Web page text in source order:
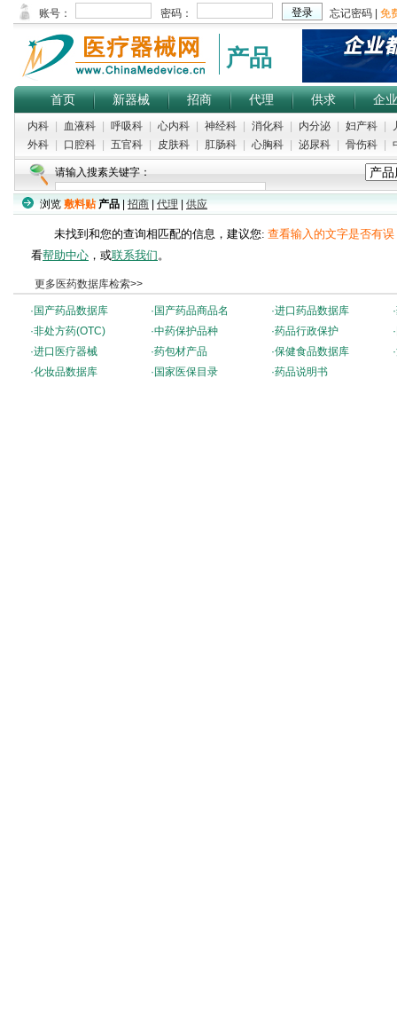
产品
首页 新器械 招商 代理 供求 企业
内科 血液科 呼吸科 心内科 神经科 消化科 内分泌 妇产科
外科
口腔科 五官科 皮肤科 肛肠科 心胸科 泌尿科 骨伤科
请输入搜素关键字：
浏览 敷料贴 产品 招商 代理 供应
未找到和您的查询相匹配的信息，建议您: 查看输入的文字是否有误
看帮助中心 ，或联系我们。
更多医药数据库检索>>
· 国产药品数据库 · 国产药品商品名 ·进口药品数据库 ·
·非处方药(OTC) ·中药保护品种 ·药品行政保护 ·
·进口医疗器械 ·药包材产品 ·保健食品数据库 ·
·化妆品数据库 · 国家医保目录 ·药品说明书